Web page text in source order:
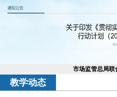
市场监管总局联
教学动态